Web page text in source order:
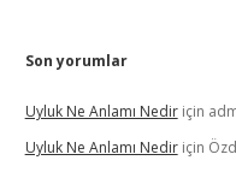
Son yorumlar
Uyluk Ne Anlamı Nediriçin
Uyluk Ne Anlamı Nediriçin